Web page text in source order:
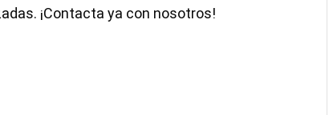
¡Contacta ya con nosotros!